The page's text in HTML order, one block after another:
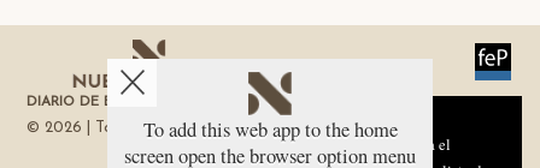
DIARIO DE ECONOMÍA DE LA REGIÓN DE MURCIA
© 2026 | Todos los derechos reservados
To add this web app to the home
screen open the browser option menu
Aviso sobre el Uso de cookies:
Utilizamos cookies nuestras y de terceros para el